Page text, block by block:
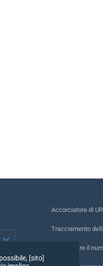
Accorciatore di
Tracciamento
Rintracciare il
[sito]